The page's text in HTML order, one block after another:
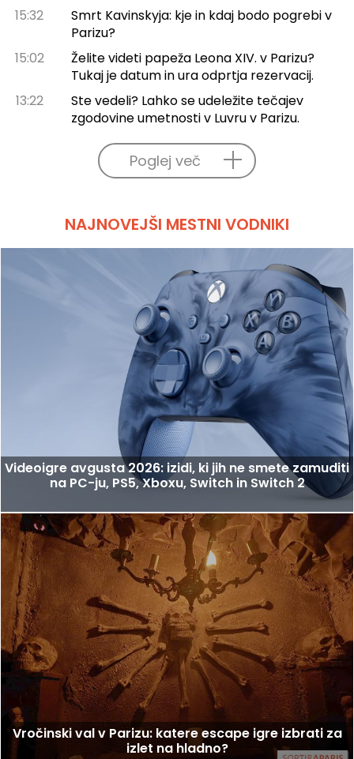
15:32
Smrt Kavinskyja: kje in kdaj bodo pogrebi v
Parizu?
15:02
Želite videti papeža Leona XIV. v Parizu?
Tukaj je datum in ura odprtja rezervacij.
13:22
Ste vedeli? Lahko se udeležite tečajev
zgodovine umetnosti v Luvru v Parizu.
Poglej več
NAJNOVEJŠI MESTNI VODNIKI
Videoigre avgusta 2026: izidi, ki jih ne smete zamuditi
na PC-ju, PS5, Xboxu, Switch in Switch 2
Vročinski val v Parizu: katere escape igre izbrati za
izlet na hladno?